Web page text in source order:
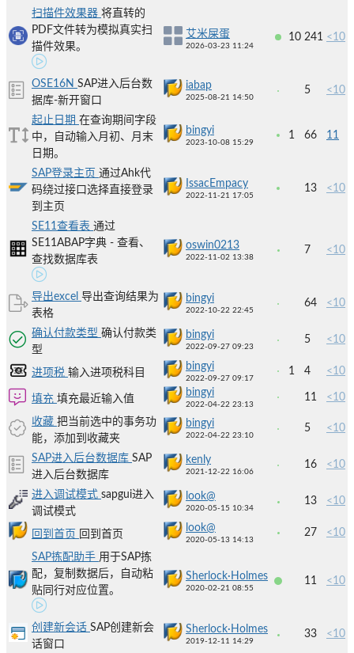
扫描件效果器 将直转的
PDF文件转为模拟真实扫
描件效果。
艾米屎蛋
2026-03-23 11:24
10 241 <10
OSE16N SAP进入后台数
据库-新开窗口
iabap
2025-08-21 14:50
5 <10
起止日期 在查询期间字段
中，自动输入月初、月末
日期。
bingyi
2023-10-08 15:29
1 66 11
SAP登录主页 通过Ahk代
码绕过接口选择直接登录
到主页
IssacEmpacy
2022-11-21 17:05
13 <10
SE11查看表 通过
SE11ABAP字典 - 查看、
查找数据库表
oswin0213
2022-11-02 13:38
7 <10
导出excel 导出查询结果为
表格
bingyi
2022-10-22 22:45
64 <10
确认付款类型 确认付款类
型
bingyi
2022-09-27 09:23
5 <10
进项税 输入进项税科目
bingyi
2022-09-27 09:17
1 4 <10
填充 填充最近输入值
bingyi
2022-04-22 23:13
11 <10
收藏 把当前选中的事务功
能，添加到收藏夹
bingyi
2022-04-22 23:10
5 <10
SAP进入后台数据库 SAP
进入后台数据库
kenly
2021-12-22 16:06
16 <10
进入调试模式 sapgui进入
调试模式
look@
2020-05-15 10:34
13 <10
回到首页 回到首页
look@
2020-05-13 14:13
27 <10
SAP拣配助手 用于SAP拣
配，复制数据后，自动粘
贴同行对应位置。
Sherlock·Holmes
2020-02-21 08:55
11 <10
创建新会话 SAP创建新会
话窗口
Sherlock·Holmes
2019-12-11 14:29
33 <10